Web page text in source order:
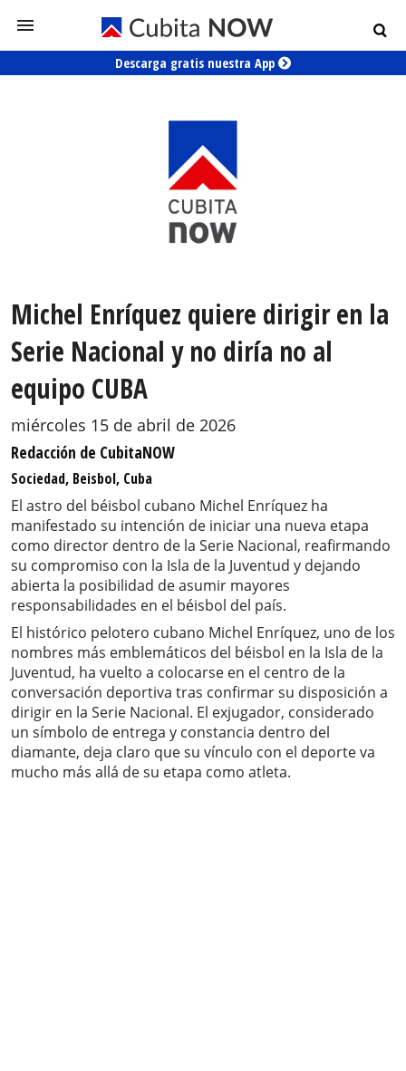
Descarga gratis nuestra App
Michel Enríquez quiere dirigir en la
Serie Nacional y no diría no al
equipo CUBA
miércoles 15 de abril de 2026
Redacción de CubitaNOW
Sociedad, Beisbol, Cuba
El astro del béisbol cubano Michel Enríquez ha
manifestado su intención de iniciar una nueva etapa
como director dentro de la Serie Nacional, reafirmando
su compromiso con la Isla de la Juventud y dejando
abierta la posibilidad de asumir mayores
responsabilidades en el béisbol del país.
El histórico pelotero cubano Michel Enríquez, uno de los
nombres más emblemáticos del béisbol en la Isla de la
Juventud, ha vuelto a colocarse en el centro de la
conversación deportiva tras confirmar su disposición a
dirigir en la Serie Nacional. El exjugador, considerado
un símbolo de entrega y constancia dentro del
diamante, deja claro que su vínculo con el deporte va
mucho más allá de su etapa como atleta.